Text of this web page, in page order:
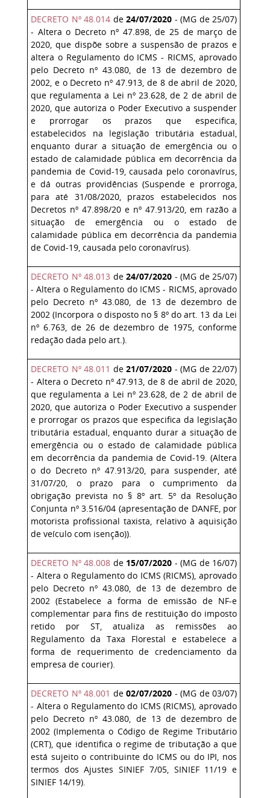
DECRETO Nº 48.014 de 24/07/2020 - (MG de 25/07)
- Altera o Decreto nº 47.898, de 25 de março de
2020, que dispõe sobre a suspensão de prazos e
altera o Regulamento do ICMS - RICMS, aprovado
pelo Decreto nº 43.080, de 13 de dezembro de
2002, e o Decreto nº 47.913, de 8 de abril de 2020,
que regulamenta a Lei nº 23.628, de 2 de abril de
2020, que autoriza o Poder Executivo a suspender
e prorrogar os prazos que especifica,
estabelecidos na legislação tributária estadual,
enquanto durar a situação de emergência ou o
estado de calamidade pública em decorrência da
pandemia de Covid-19, causada pelo coronavírus,
e dá outras providências (Suspende e prorroga,
para até 31/08/2020, prazos estabelecidos nos
Decretos nº 47.898/20 e nº 47.913/20, em razão a
situação de emergência ou o estado de
calamidade pública em decorrência da pandemia
de Covid-19, causada pelo coronavírus).
DECRETO Nº 48.013 de 24/07/2020 - (MG de 25/07)
- Altera o Regulamento do ICMS - RICMS, aprovado
pelo Decreto nº 43.080, de 13 de dezembro de
2002 (Incorpora o disposto no § 8º do art. 13 da Lei
nº 6.763, de 26 de dezembro de 1975, conforme
redação dada pelo art.).
DECRETO Nº 48.011 de 21/07/2020 - (MG de 22/07)
- Altera o Decreto nº 47.913, de 8 de abril de 2020,
que regulamenta a Lei nº 23.628, de 2 de abril de
2020, que autoriza o Poder Executivo a suspender
e prorrogar os prazos que especifica da legislação
tributária estadual, enquanto durar a situação de
emergência ou o estado de calamidade pública
em decorrência da pandemia de Covid-19. (Altera
o do Decreto nº 47.913/20, para suspender, até
31/07/20, o prazo para o cumprimento da
obrigação prevista no § 8º art. 5º da Resolução
Conjunta nº 3.516/04 (apresentação de DANFE, por
motorista profissional taxista, relativo à aquisição
de veículo com isenção)).
DECRETO Nº 48.008 de 15/07/2020 - (MG de 16/07)
- Altera o Regulamento do ICMS (RICMS), aprovado
pelo Decreto nº 43.080, de 13 de dezembro de
2002 (Estabelece a forma de emissão de NF-e
complementar para fins de restituição do imposto
retido por ST, atualiza as remissões ao
Regulamento da Taxa Florestal e estabelece a
forma de requerimento de credenciamento da
empresa de courier).
DECRETO Nº 48.001 de 02/07/2020 - (MG de 03/07)
- Altera o Regulamento do ICMS (RICMS), aprovado
pelo Decreto nº 43.080, de 13 de dezembro de
2002 (Implementa o Código de Regime Tributário
(CRT), que identifica o regime de tributação a que
está sujeito o contribuinte do ICMS ou do IPI, nos
termos dos Ajustes SINIEF 7/05, SINIEF 11/19 e
SINIEF 14/19).